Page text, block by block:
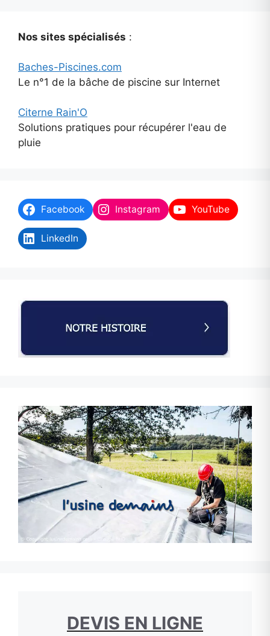
Nos sites spécialisés :
Baches-Piscines.com
Le n°1 de la bâche de piscine sur Internet
Citerne Rain'O
Solutions pratiques pour récupérer l'eau de
pluie
Facebook Instagram YouTube
LinkedIn
DEVIS EN LIGNE